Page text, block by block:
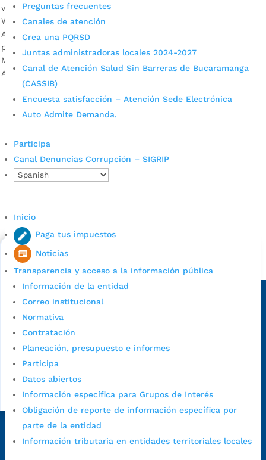
Preguntas frecuentes
Canales de atención
Crea una PQRSD
Juntas administradoras locales 2024-2027
Canal de Atención Salud Sin Barreras de Bucaramanga
(CASSIB)
Encuesta satisfacción – Atención Sede Electrónica
Auto Admite Demanda.
Participa
Canal Denuncias Corrupción – SIGRIP
Inicio
Paga tus impuestos
Noticias
Transparencia y acceso a la información pública
Información de la entidad
Correo institucional
Normativa
Contratación
Planeación, presupuesto e informes
Participa
Datos abiertos
Información específica para Grupos de Interés
Obligación de reporte de información específica por
parte de la entidad
Información tributaria en entidades territoriales locales
vital líquido durante este fin de semana. Descargar audio:
Wilson Almeida Remolina, gerente Operativo (E) del
Acueducto Metropolitano de Bucaramanga. Un completo
plan de contingencia ha implementado el Acueducto
Metropolitano de Bucaramanga, AMB, en coordinación con la
Alcaldía […]
Bucaramanga.
Alcaldía de Bucaramanga
Sede principal